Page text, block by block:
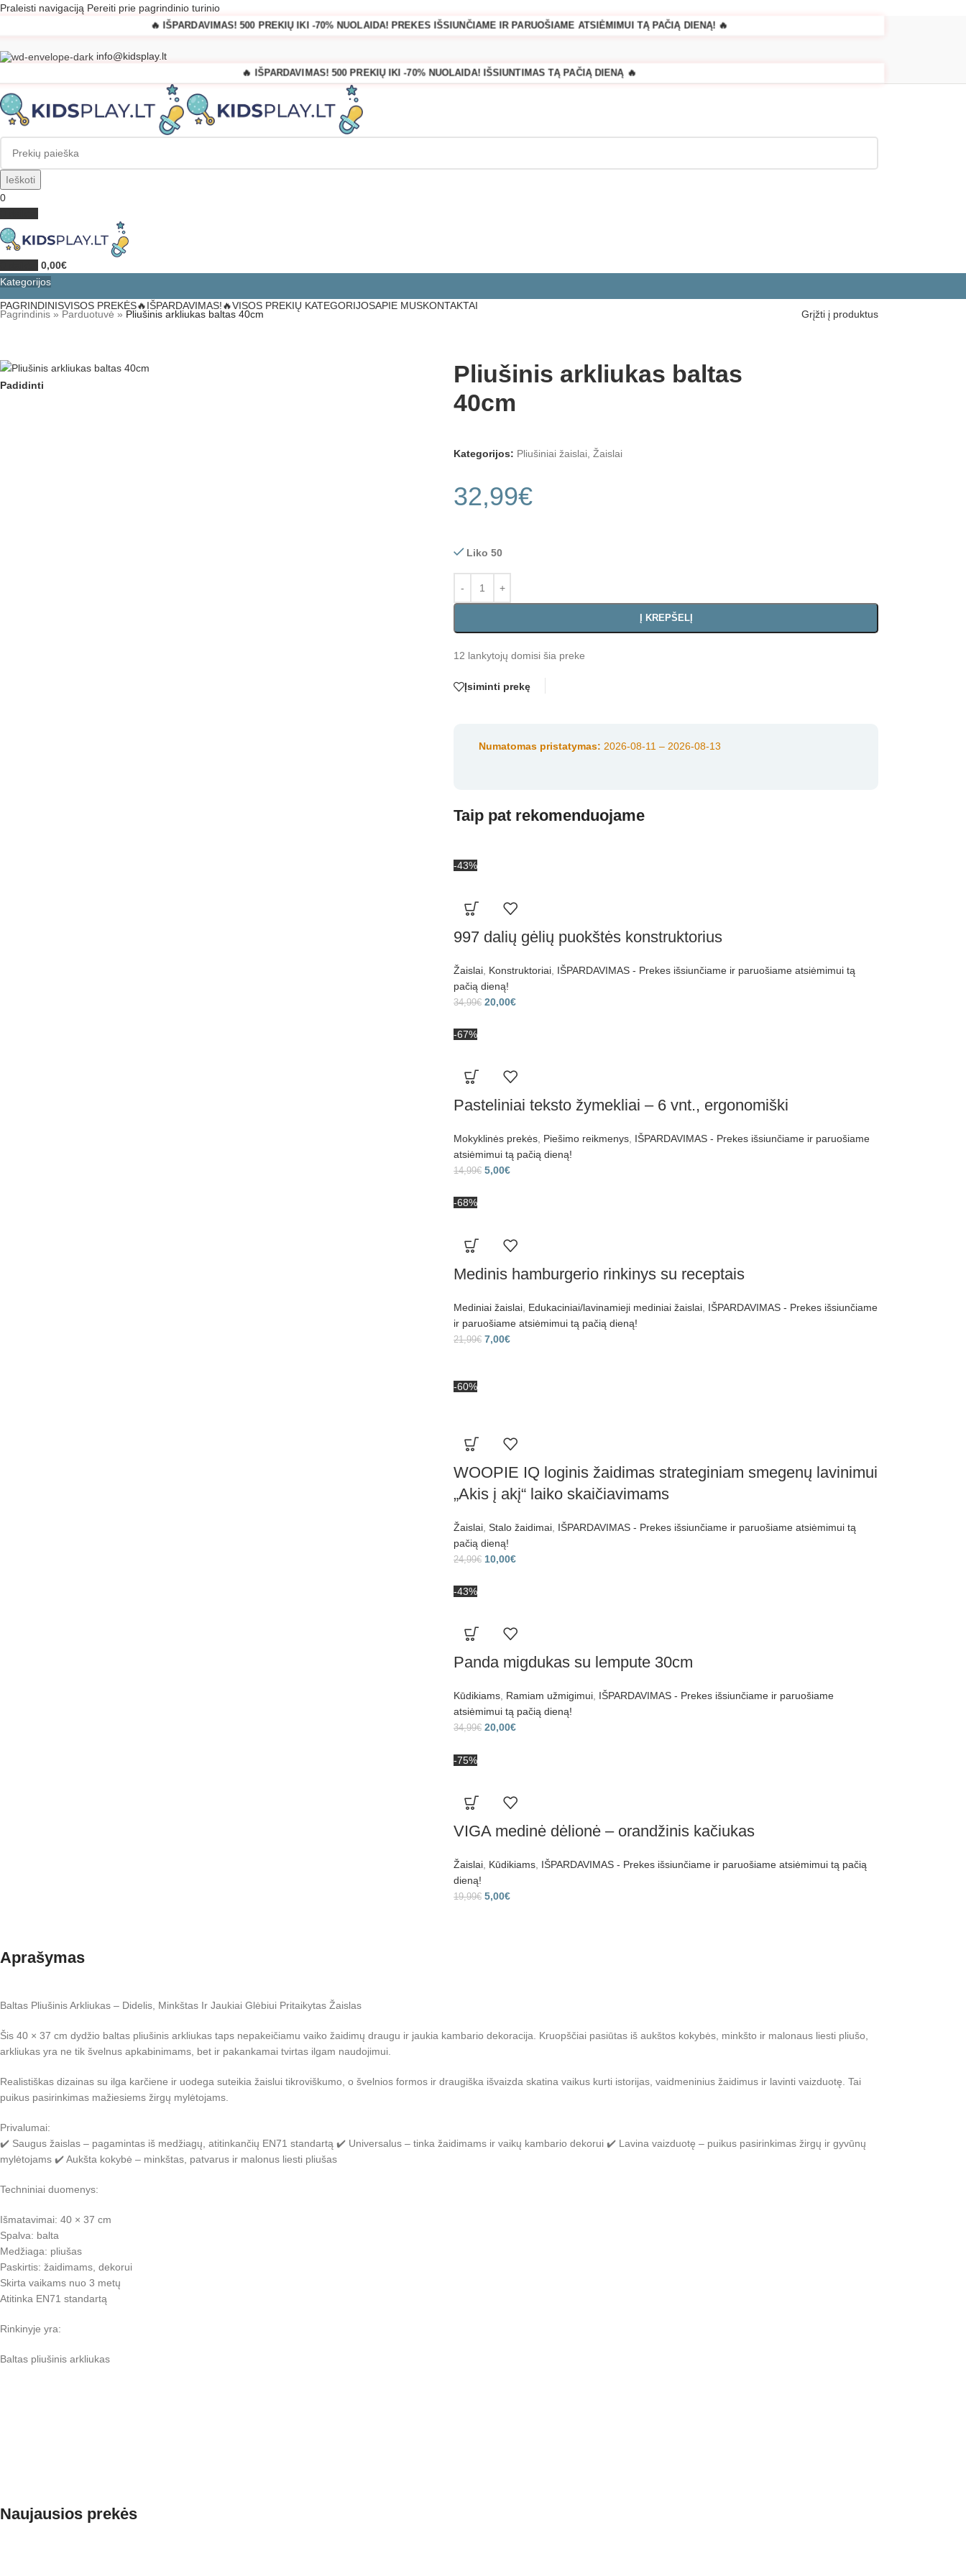
Praleisti navigaciją Pereiti prie pagrindinio turinio
🔥 IŠPARDAVIMAS! 500 PREKIŲ IKI -70% NUOLAIDA! PREKES IŠSIUNČIAME IR PARUOŠIAME ATSIĖMIMUI TĄ PAČIĄ DIENĄ! 🔥
info@kidsplay.lt
🔥 IŠPARDAVIMAS! 500 PREKIŲ IKI -70% NUOLAIDA! IŠSIUNTIMAS TĄ PAČIĄ DIENĄ 🔥
Ieškoti
0
0,00€
Kategorijos
PAGRINDINISVISOS PREKĖS🔥IŠPARDAVIMAS!🔥VISOS PREKIŲ KATEGORIJOSAPIE MUSKONTAKTAI
Pagrindinis » Parduotuvė » Pliušinis arkliukas baltas 40cm Grįžti į produktus
Padidinti
Pliušinis arkliukas baltas
40cm
Kategorijos: Pliušiniai žaislai Žaislai
32,99€
Liko 50
Į KREPŠELĮ
12 lankytojų domisi šia preke
Įsiminti prekę
Numatomas pristatymas: 2026-08-11 – 2026-08-13
Taip pat rekomenduojame
-43%
997 dalių gėlių puokštės konstruktorius
Žaislai Konstruktoriai IŠPARDAVIMAS - Prekes išsiunčiame ir paruošiame atsiėmimui tą
pačią dieną!
34,99€ 20,00€
-67%
Pasteliniai teksto žymekliai – 6 vnt., ergonomiški
Mokyklinės prekės Piešimo reikmenys IŠPARDAVIMAS - Prekes išsiunčiame ir paruošiame
atsiėmimui tą pačią dieną!
14,99€ 5,00€
-68%
Medinis hamburgerio rinkinys su receptais
Mediniai žaislai Edukaciniai/lavinamieji mediniai žaislai IŠPARDAVIMAS - Prekes išsiunčiame
ir paruošiame atsiėmimui tą pačią dieną!
21,99€ 7,00€
-60%
WOOPIE IQ loginis žaidimas strateginiam smegenų lavinimui
„Akis į akį“ laiko skaičiavimams
Žaislai Stalo žaidimai IŠPARDAVIMAS - Prekes išsiunčiame ir paruošiame atsiėmimui tą
pačią dieną!
24,99€ 10,00€
-43%
Panda migdukas su lempute 30cm
Kūdikiams, Ramiam užmigimui, IŠPARDAVIMAS - Prekes išsiunčiame ir paruošiame
atsiėmimui tą pačią dieną!
34,99€ 20,00€
-75%
VIGA medinė dėlionė – orandžinis kačiukas
Žaislai Kūdikiams IŠPARDAVIMAS - Prekes išsiunčiame ir paruošiame atsiėmimui tą pačią
dieną!
19,99€ 5,00€
Aprašymas
Baltas Pliušinis Arkliukas – Didelis, Minkštas Ir Jaukiai Glėbiui Pritaikytas Žaislas
Šis 40 × 37 cm dydžio baltas pliušinis arkliukas taps nepakeičiamu vaiko žaidimų draugu ir jaukia kambario dekoracija. Kruopščiai pasiūtas iš aukštos kokybės, minkšto ir malonaus liesti pliušo,
arkliukas yra ne tik švelnus apkabinimams, bet ir pakankamai tvirtas ilgam naudojimui.
Realistiškas dizainas su ilga karčiene ir uodega suteikia žaislui tikroviškumo, o švelnios formos ir draugiška išvaizda skatina vaikus kurti istorijas, vaidmeninius žaidimus ir lavinti vaizduotę. Tai
puikus pasirinkimas mažiesiems žirgų mylėtojams.
Privalumai:
✔️ Saugus žaislas – pagamintas iš medžiagų, atitinkančių EN71 standartą ✔️ Universalus – tinka žaidimams ir vaikų kambario dekorui ✔️ Lavina vaizduotę – puikus pasirinkimas žirgų ir gyvūnų
mylėtojams ✔️ Aukšta kokybė – minkštas, patvarus ir malonus liesti pliušas
Techniniai duomenys:
Išmatavimai: 40 × 37 cm
Spalva: balta
Medžiaga: pliušas
Paskirtis: žaidimams, dekorui
Skirta vaikams nuo 3 metų
Atitinka EN71 standartą
Rinkinyje yra:
Baltas pliušinis arkliukas
Naujausios prekės